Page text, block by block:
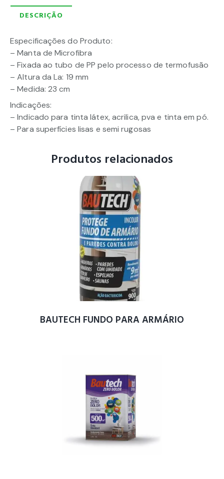
DESCRIÇÃO
Especificações do Produto:
– Manta de Microfibra
– Fixada ao tubo de PP pelo processo de termofusão
– Altura da La: 19 mm
– Medida: 23 cm
Indicações:
– Indicado para tinta látex, acrilica, pva e tinta em pó.
– Para superfícies lisas e semi rugosas
Produtos relacionados
BAUTECH FUNDO PARA ARMÁRIO